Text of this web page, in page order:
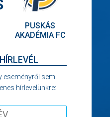
PUSKÁS
AKADÉMIA FC
eseményről sem!
hírlevelünkre: